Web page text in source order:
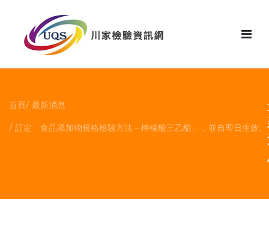
首頁 最新消息
訂定「食品添加物規格檢驗方法－檸檬酸三乙酯」，並自即日生效。